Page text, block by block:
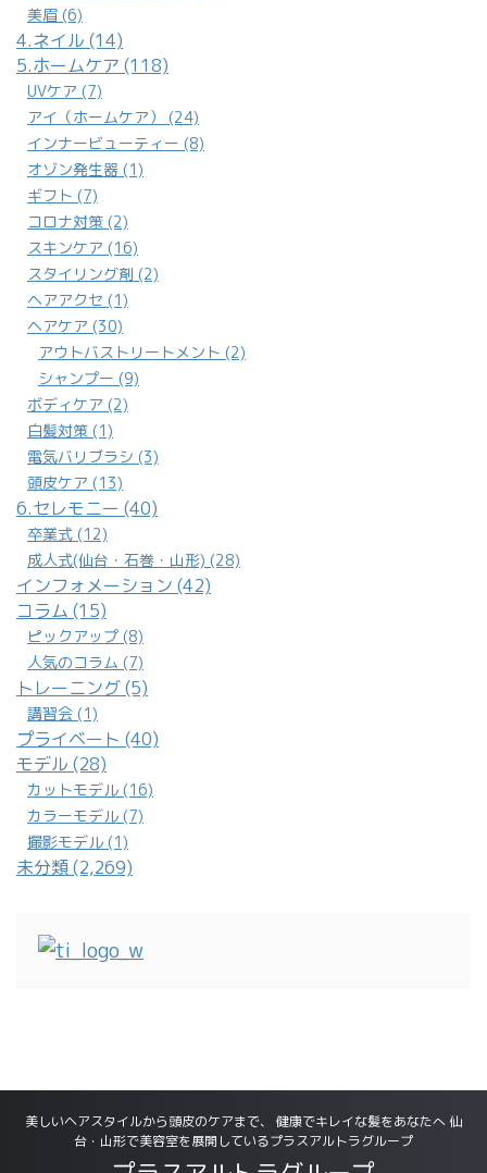
美眉 (6)
4.ネイル (14)
5.ホームケア (118)
UVケア (7)
アイ（ホームケア） (24)
インナービューティー (8)
オゾン発生器 (1)
ギフト (7)
コロナ対策 (2)
スキンケア (16)
スタイリング剤 (2)
ヘアアクセ (1)
ヘアケア (30)
アウトバストリートメント (2)
シャンプー (9)
ボディケア (2)
白髪対策 (1)
電気バリブラシ (3)
頭皮ケア (13)
6.セレモニー (40)
卒業式 (12)
成人式(仙台・石巻・山形) (28)
インフォメーション (42)
コラム (15)
ピックアップ (8)
人気のコラム (7)
トレーニング (5)
講習会 (1)
プライベート (40)
モデル (28)
カットモデル (16)
カラーモデル (7)
撮影モデル (1)
未分類 (2,269)
美しいヘアスタイルから頭皮のケアまで、 健康でキレイな髪をあなたへ 仙
台・山形で美容室を展開しているプラスアルトラグループ